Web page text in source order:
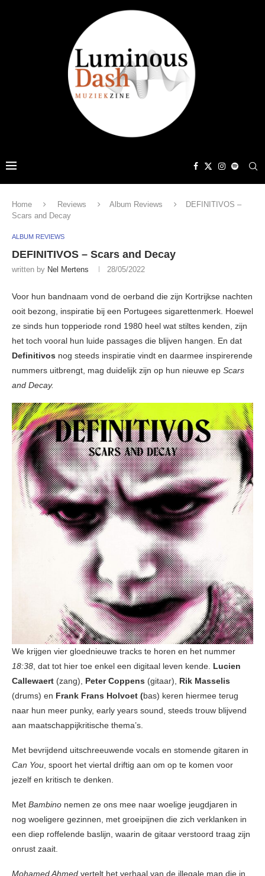
Home Reviews Album Reviews
DEFINITIVOS –
Scars and Decay
ALBUM REVIEWS
DEFINITIVOS – Scars and Decay
written by Nel Mertens 28/05/2022
Voor hun bandnaam vond de oerband die zijn Kortrijkse nachten
ooit bezong, inspiratie bij een Portugees sigarettenmerk. Hoewel
ze sinds hun topperiode rond 1980 heel wat stiltes kenden, zijn
het toch vooral hun luide passages die blijven hangen. En dat
Definitivos nog steeds inspiratie vindt en daarmee inspirerende
nummers uitbrengt, mag duidelijk zijn op hun nieuwe ep Scars
and Decay.
We krijgen vier gloednieuwe tracks te horen en het nummer
18:38, dat tot hier toe enkel een digitaal leven kende. Lucien
Callewaert (zang), Peter Coppens (gitaar), Rik Masselis
(drums) en Frank Frans Holvoet (bas) keren hiermee terug
naar hun meer punky, early years sound, steeds trouw blijvend
aan maatschappijkritische thema’s.
Met bevrijdend uitschreeuwende vocals en stomende gitaren in
Can You, spoort het viertal driftig aan om op te komen voor
jezelf en kritisch te denken.
Met Bambino nemen ze ons mee naar woelige jeugdjaren in
nog woeligere gezinnen, met groeipijnen die zich verklanken in
een diep roffelende baslijn, waarin de gitaar verstoord traag zijn
onrust zaait.
Mohamed Ahmed vertelt het verhaal van de illegale man die in